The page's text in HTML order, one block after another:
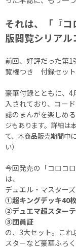
それは、「『
版閲覧シリア
前回、好評だった第
覧権つき 付録セット
豪華付録とともに、
入されており、コー
誌のまんがを楽しめる
ジもあります。詳細は
て、本商品販売期間中
い）
今回発売の「コロコ
は、
デュエル・マスター
①超キングデッキ40枚
②デュエマ超スターテ
③団員証
の、3大セット。こ
スターなど豪華ふろ